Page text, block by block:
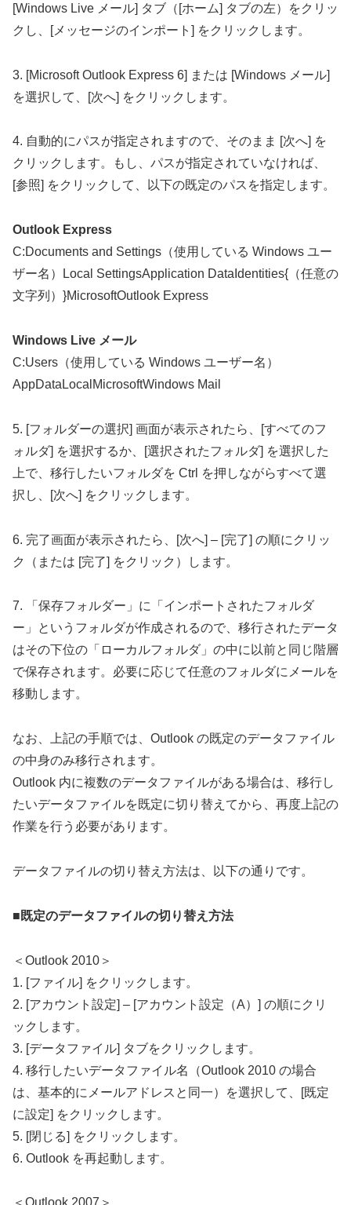
[Windows Live メール] タブ（[ホーム] タブの左）をクリッ
クし、[メッセージのインポート] をクリックします。
3. [Microsoft Outlook Express 6] または [Windows メール]
を選択して、[次へ] をクリックします。
4. 自動的にパスが指定されますので、そのまま [次へ] を
クリックします。もし、パスが指定されていなければ、
[参照] をクリックして、以下の既定のパスを指定します。
Outlook Express
C:Documents and Settings（使用している Windows ユー
ザー名）Local SettingsApplication DataIdentities{（任意の
文字列）}MicrosoftOutlook Express
Windows Live メール
C:Users（使用している Windows ユーザー名）
AppDataLocalMicrosoftWindows Mail
5. [フォルダーの選択] 画面が表示されたら、[すべてのフ
ォルダ] を選択するか、[選択されたフォルダ] を選択した
上で、移行したいフォルダを Ctrl を押しながらすべて選
択し、[次へ] をクリックします。
6. 完了画面が表示されたら、[次へ] – [完了] の順にクリッ
ク（または [完了] をクリック）します。
7. 「保存フォルダー」に「インポートされたフォルダ
ー」というフォルダが作成されるので、移行されたデータ
はその下位の「ローカルフォルダ」の中に以前と同じ階層
で保存されます。必要に応じて任意のフォルダにメールを
移動します。
なお、上記の手順では、Outlook の既定のデータファイル
の中身のみ移行されます。
Outlook 内に複数のデータファイルがある場合は、移行し
たいデータファイルを既定に切り替えてから、再度上記の
作業を行う必要があります。
データファイルの切り替え方法は、以下の通りです。
■既定のデータファイルの切り替え方法
＜Outlook 2010＞
1. [ファイル] をクリックします。
2. [アカウント設定] – [アカウント設定（A）] の順にクリ
ックします。
3. [データファイル] タブをクリックします。
4. 移行したいデータファイル名（Outlook 2010 の場合
は、基本的にメールアドレスと同一）を選択して、[既定
に設定] をクリックします。
5. [閉じる] をクリックします。
6. Outlook を再起動します。